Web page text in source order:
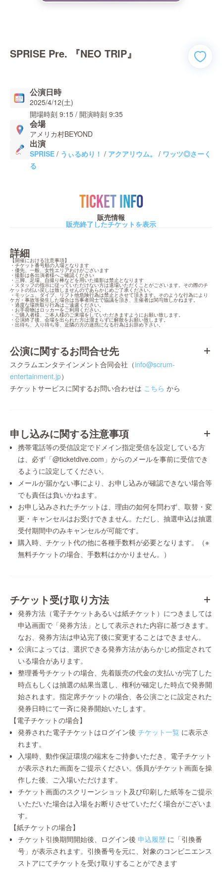
SPRISE Pre. 『NEO TRIP』
公演日時
2025/4/12(土)
開場時刻 9:15 / 開演時刻 9:35
会場
アメリカ村BEYOND
出演
SPRISE / うぃるめり！ / アクアリウム。 / ワッツ◎さーく
る
TICKET INFO
販売情報
販売終了したチケットを表示
詳細
【開催における注意事項】
・チケット番号順の入場となります
・優先、一般、女性エリアわけがございます
・撮影は各出演者様へご確認ください
・三脚、足場、自撮り棒などを用いた撮影は禁止となります
・スタッフの指示に従っていただけない方は退場いただくことがございます。その際のチ
ケットの払い戻しは致しませんのであらかじめご了承ください。
・モッシュ、ダイブ、リフト他危険行為は禁止とさせて頂きます。そのような行為により
ケガ・事故等発生した場合は当事者同士で協議を頂き、主催者は関与致しかねます。
・過度な場所取り行為はご遠慮ください。
・お手荷物はロッカーをご利用ください。
・ご購入者様、ご本人様のご来場をしていただきますようにお願い致します。
・公演終了後、会場を出られた方は溜まらずに解散をお願い致します。
・出待ち、入り待ち等、近隣の方の迷惑になる行為はお辞め下さい。
公演に関するお問合せ先
スクラムエンタテインメント合同会社（info@scrum-
entertainment.jp）
チケットサービスに関するお問い合わせは こちら から
申し込みに関する注意事項
携帯電話等の受信設定でドメイン指定受信を設定している方
は、必ず「@ticketdive.com」からのメールを事前に受信でき
るように設定してください。
メールが届かない事により、お申し込みが確認できない場合等
でも責任は負いかねます。
お申し込みされたチケットは、理由の如何を問わず、取替・変
更・キャンセルはお受けできません。ただし、抽選申込は抽選
受付期間中のみキャンセルが可能です。
購入時、チケット代の他に各種手数料が必要となります。（※
無料チケットの場合、手数料はかかりません。）
チケット受け取り方法
発券方法（電子チケットあるいは紙チケット）につきましては
申込画面で「発券方法」として表示された内容に基づきます。
なお、発券方法は申込完了後に変更することはできません。
公演によっては、選択できる発券方法があらかじめ指定されて
いる場合があります。
整理番号チケットの場合、先着販売の代金の支払いが完了した
時点もしくは抽選の結果当選し、権利が確定した時点で発券開
始されます。指定席チケットの場合、各公演ごとに設定された
発券日時にて一斉に発券開始いたします。
【電子チケットの場合】
発券された電子チケットはログイン後 チケット一覧 に表示さ
れます。
入場時、動作保証環境の端末をご持参いただき、電子チケット
が表示された画面をご提示ください。係員がチケット画面を操
作した後、ご入場いただけます。
チケット画面のスクリーンショット及び印刷した紙等をご提示
いただいた場合は入場をお断りさせていただく場合がございま
す。
【紙チケットの場合】
チケット引換期間開始後、ログイン後 申込履歴 に「引換番
号」が表示されます。引換番号を元に、対象のコンビニエンス
ストアにてチケットを受け取りすることができます